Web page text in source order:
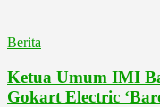
Berita
Ketua Umum IMI
Gokart Electric